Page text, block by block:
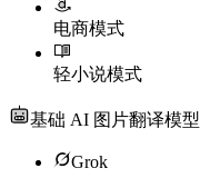
电商模式
轻小说模式
基础 AI 图片翻译模型
Grok